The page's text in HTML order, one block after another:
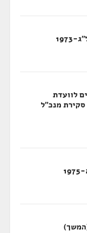
לוועדת
סקירת מנכ"ל